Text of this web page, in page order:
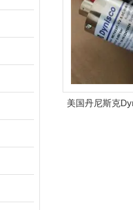
美国丹尼斯克